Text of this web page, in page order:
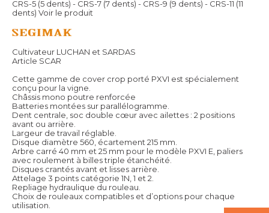
CRS-5 (5 dents) - CRS-7 (7 dents) - CRS-9 (9 dents) - CRS-11 (11
dents) Voir le produit
Cultivateur LUCHAN et SARDAS
Article SCAR
Cette gamme de cover crop porté PXVI est spécialement
conçu pour la vigne.
Châssis mono poutre renforcée
Batteries montées sur parallélogramme.
Dent centrale, soc double cœur avec ailettes : 2 positions
avant ou arrière.
Largeur de travail réglable.
Disque diamètre 560, écartement 215 mm.
Arbre carré 40 mm et 25 mm pour le modèle PXVI E, paliers
avec roulement à billes triple étanchéité.
Disques crantés avant et lisses arrière.
Attelage 3 points catégorie 1N, 1 et 2.
Repliage hydraulique du rouleau.
Choix de rouleaux compatibles et d’options pour chaque
utilisation.